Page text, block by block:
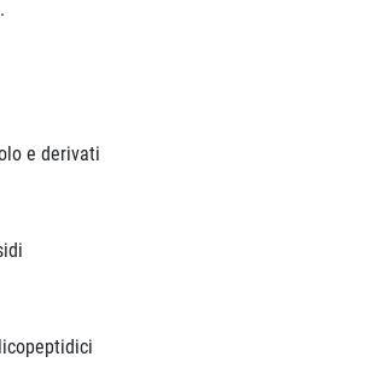
e derivati